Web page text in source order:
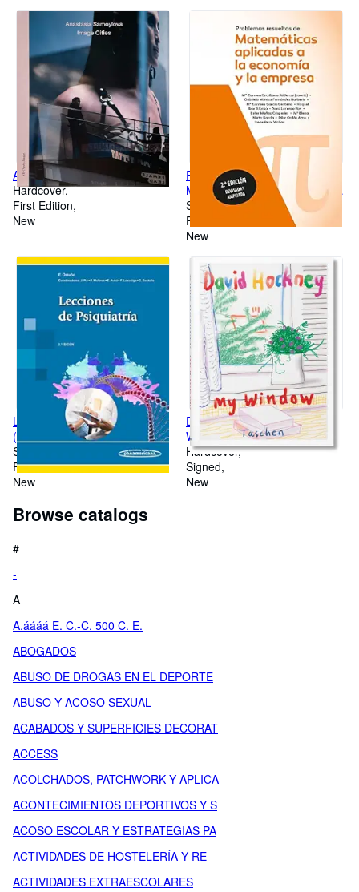
ANASTASIA SAMOYLOVA
Hardcover
First Edition
New
PROBLEMAS RESUELTOS DE
MATEMÁTICAS APLICADAS A
LA ECONOMÍA Y A LA
EMPRESA. 2 ED
Softcover
First Edition
New
LECCIONES DE PSIQUIATRÍA
(+E-BOOK)
Softcover
First Edition
New
DAVID HOCKNEY. MY
WINDOW
Hardcover
Signed
New
Browse catalogs
#
-
A
A.áááá E. C.-C. 500 C. E.
ABOGADOS
ABUSO DE DROGAS EN EL DEPORTE
ABUSO Y ACOSO SEXUAL
ACABADOS Y SUPERFICIES DECORAT
ACCESS
ACOLCHADOS, PATCHWORK Y APLICA
ACONTECIMIENTOS DEPORTIVOS Y S
ACOSO ESCOLAR Y ESTRATEGIAS PA
ACTIVIDADES DE HOSTELERÍA Y RE
ACTIVIDADES EXTRAESCOLARES